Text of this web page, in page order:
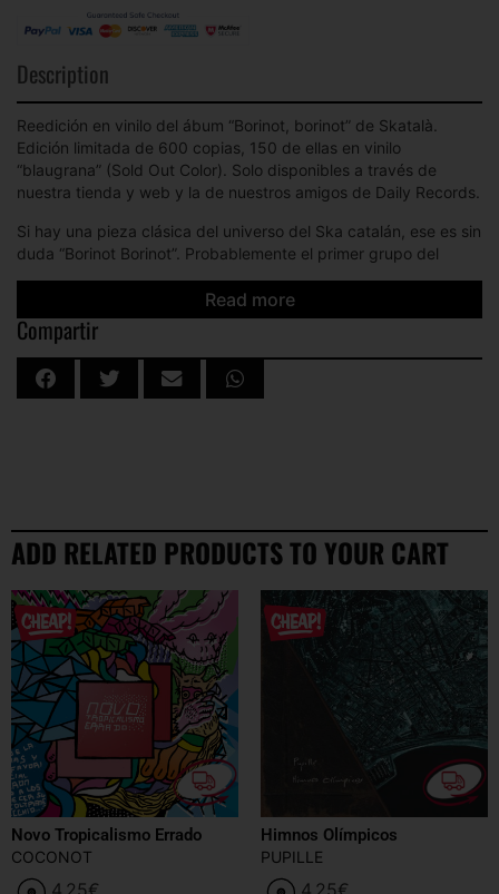
Description
Reedición en vinilo del ábum “Borinot, borinot” de Skatalà.
Edición limitada de 600 copias, 150 de ellas en vinilo
“blaugrana” (Sold Out Color). Solo disponibles a través de
nuestra tienda y web y la de nuestros amigos de Daily Records.
Si hay una pieza clásica del universo del Ska catalán, ese es sin
duda “Borinot Borinot”. Probablemente el primer grupo del
convertirse en un referente del movimiento en la ciudad, con su
mezcla de Oi! y del Ska Two Tone, y con letras en catalán.
Reeditado en vinilo por primera vez desde 1993, año de su
edición original a cargo de Al·leluia y Capità Swing, este disco
puede considerarse la piedra filosofal del género en nuestra
Read more
Compartir
ADD RELATED PRODUCTS TO YOUR CART
Novo Tropicalismo Errado
COCONOT
Himnos Olímpicos
PUPILLE